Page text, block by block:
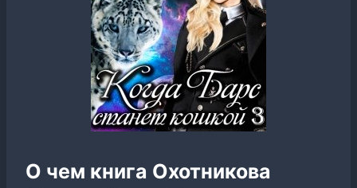
О чем книга Охотникова